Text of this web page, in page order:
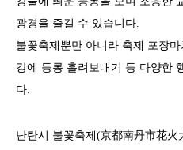
광경을 즐길 수 있습니다.
불꽃축제뿐만 아니라 축제 포장
강에 등롱 흘려보내기 등 다양한
다.
난탄시 불꽃축제(京都南丹市花火